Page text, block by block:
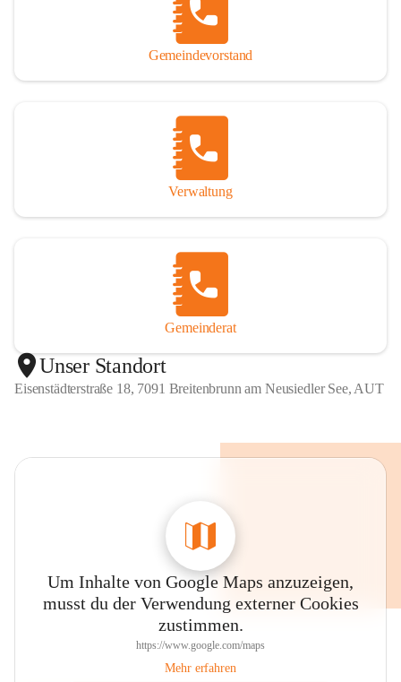
Gemeindevorstand
Verwaltung
Gemeinderat
Unser Standort
Eisenstädterstraße 18, 7091 Breitenbrunn am Neusiedler See, AUT
Um Inhalte von Google Maps anzuzeigen,
musst du der Verwendung externer Cookies
zustimmen.
https://www.google.com/maps
Mehr erfahren